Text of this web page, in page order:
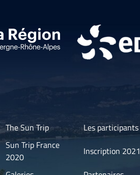
The Sun Trip Les participants
Sun Trip France
2020
Inscription 2021